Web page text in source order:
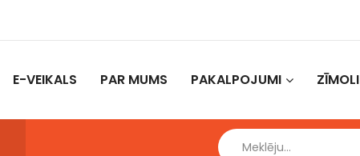
E-VEIKALS PAR MUMS PAKALPOJUMI ZĪMOLI